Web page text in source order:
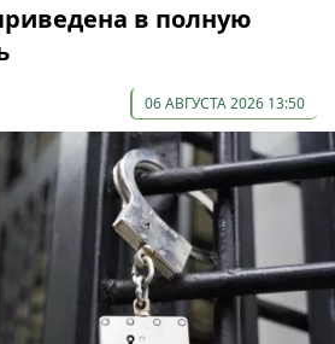
в полную
06 АВГУСТА 2026 13:50